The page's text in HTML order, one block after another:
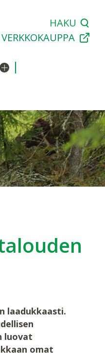
HAKU
VERKKOKAUPPA
Avaa/sulje alavalikko
laadukkaasti.
luovat
omat